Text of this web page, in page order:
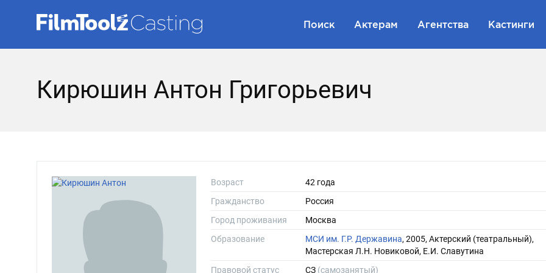
Поиск Актерам Агентства Кастинги
Кирюшин Антон Григорьевич
Возраст
42 года
Гражданство
Россия
Город проживания
Москва
Образование
МСИ им. Г.Р. Державина, 2005, Актерский (театральный),
Мастерская Л.Н. Новиковой, Е.И. Славутина
Правовой статус
СЗ (самозанятый)